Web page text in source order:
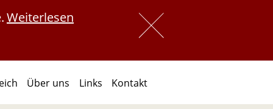
Weiterlesen
Über uns Links Kontakt